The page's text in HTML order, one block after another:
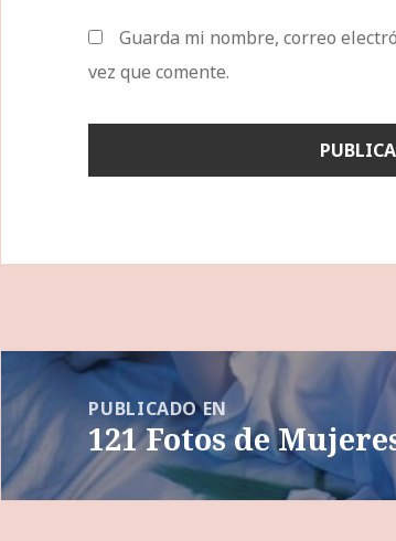
Guarda mi nombre, correo
vez que comente.
Navegación
de
entradas
PUBLICADO EN
121 Fotos de